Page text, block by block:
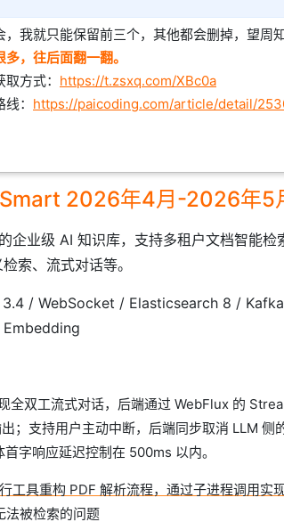
我就只能保留前三个，其他都会删掉，望周知
，往后面翻一翻。
方式： https://t.zsxq.com/XBc0a
： https://paicoding.com/article/detail/
2026年4月-2026年5
企业级 AI 知识库，支持多租户文档智能
索、流式对话等。
/ WebSocket / Elasticsearch 8 /
Embedding
全双工流式对话，后端通过 WebFlux 的
；支持用户主动中断，后端同步取消 LLM 侧
字响应延迟控制在 500ms 以内。
工具重构 PDF 解析流程，通过子进程调用实
法被检索的问题